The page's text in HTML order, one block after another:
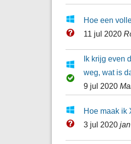
Hoe een
11 jul 2020
Ik krijg even
weg, wat is
9 jul 2020
Hoe maak ik
3 jul 2020 jan